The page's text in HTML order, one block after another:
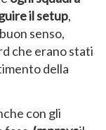
il setup,
senso,
che erano stati
della
con gli